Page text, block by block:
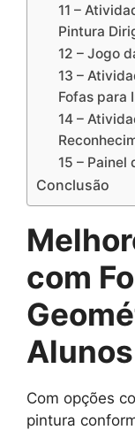
11 –
Pintura
12 – Jogo
13 –
Fofas para
14 –
15 – Painel
Conclusão
com
Com opções
pintura